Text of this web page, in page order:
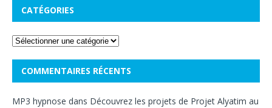
CATÉGORIES
COMMENTAIRES RÉCENTS
MP3 hypnose dans Découvrez les projets de Projet Alyatim au